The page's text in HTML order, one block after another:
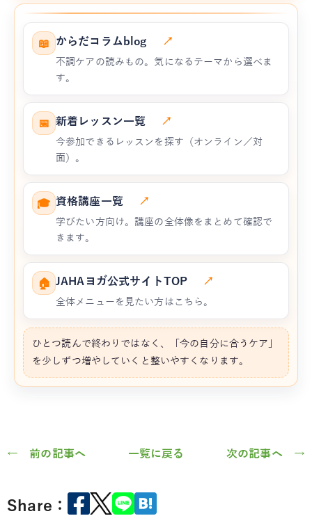
📖 からだコラムblog ↗
不調ケアの読みもの。気になるテーマから選べま
す。
📅 新着レッスン一覧 ↗
今参加できるレッスンを探す（オンライン／対
面）。
🎓 資格講座一覧 ↗
学びたい方向け。講座の全体像をまとめて確認で
きます。
🏠 JAHAヨガ公式サイトTOP ↗
全体メニューを見たい方はこちら。
ひとつ読んで終わりではなく、「今の自分に合うケア」
を少しずつ増やしていくと整いやすくなります。
← 前の記事へ 一覧に戻る 次の記事へ →
Share：